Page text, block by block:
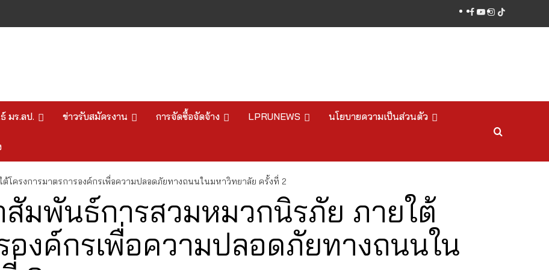
facebook
youtube
instagram
tiktok
มร.ลป. ข่าวรับสมัครงาน การจัดซื้อจัดจ้าง LPRUNEWS นโยบายความเป็นส่วนตัว
โครงการมาตรการองค์กรเพื่อความปลอดภัยทางถนนในมหาวิทยาลัย ครั้งที่ 2
มพันธ์การสวมหมวกนิรภัย ภายใต้
องค์กรเพื่อความปลอดภัยทางถนนใน